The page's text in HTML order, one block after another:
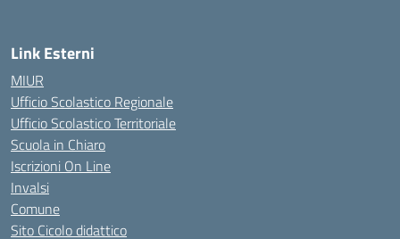
Link Esterni
MIUR
Ufficio Scolastico Regionale
Ufficio Scolastico Territoriale
Scuola in Chiaro
Iscrizioni On Line
Invalsi
Comune
Sito Cicolo didattico